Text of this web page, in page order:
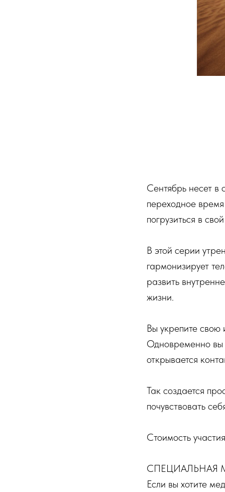
Сентябрь несет в
переходное
погрузиться в
В этой серии
гармонизирует
развить
жизни.
Вы укрепите свою
Одновременно вы
открывается
Так создается
почувствовать
Стоимость
СПЕЦИАЛЬНАЯ
Если вы хотите